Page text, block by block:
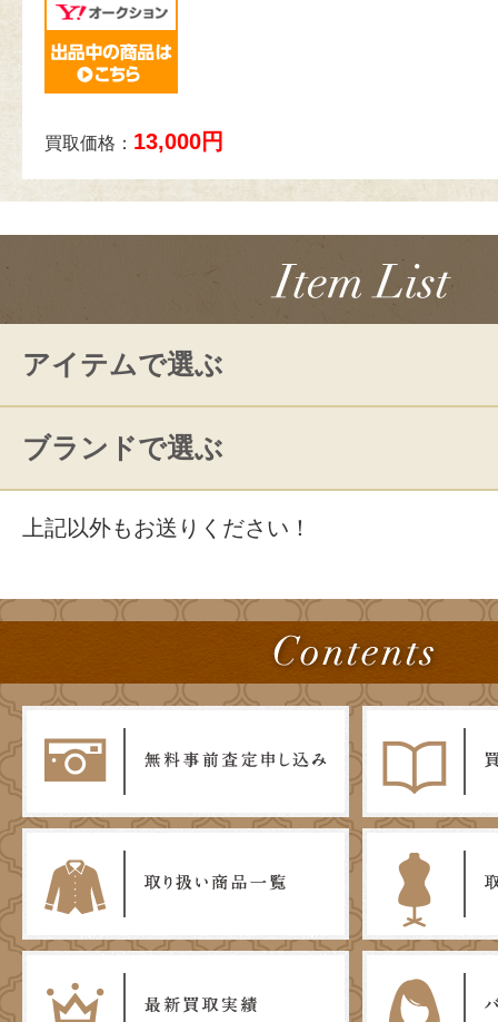
買取価格： 13,000円
アイテムで選ぶ
ブランドで選ぶ
上記以外もお送りください！